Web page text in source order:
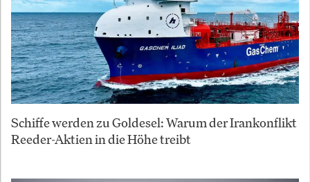
Schiffe werden zu Goldesel: Warum der Irankonflikt
Reeder-Aktien in die Höhe treibt